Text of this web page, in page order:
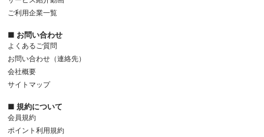
ご利用企業一覧
■ お問い合わせ
よくあるご質問
お問い合わせ（連絡先）
会社概要
サイトマップ
■ 規約について
会員規約
ポイント利用規約